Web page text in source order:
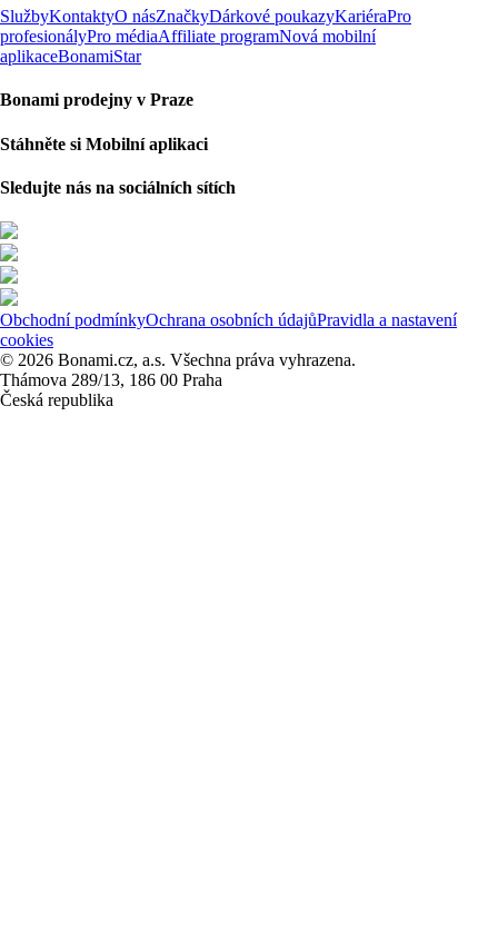
SlužbyKontaktyO násZnačkyDárkové poukazyKariéraPro
profesionályPro médiaAffiliate programNová mobilní
aplikaceBonamiStar
Bonami prodejny v Praze
Stáhněte si Mobilní aplikaci
Sledujte nás na sociálních sítích
Obchodní podmínkyOchrana osobních údajůPravidla a nastavení
cookies
© 2026 Bonami.cz, a.s. Všechna práva vyhrazena.
Thámova 289/13, 186 00 Praha
Česká republika